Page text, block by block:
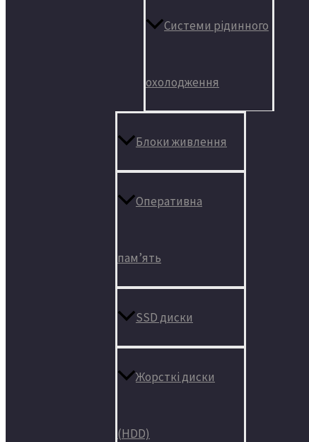
Системи рідинного
охолодження
Блоки живлення
Оперативна
пам’ять
SSD диски
Жорсткі диски
(HDD)